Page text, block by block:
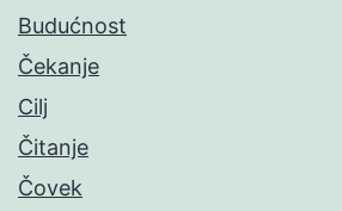
Budućnost
Čekanje
Cilj
Čitanje
Čovek